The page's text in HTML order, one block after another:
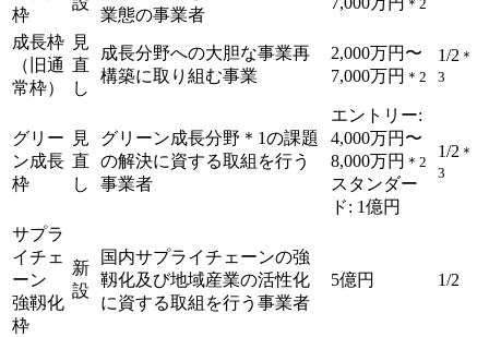
枠
業態の事業者
＊2
成長枠
（旧通
常枠）
見
直
し
成長分野への大胆な事業再
構築に取り組む事業
2,000万円〜
7,000万円 ＊2
1/2 ＊
3
グリー
ン成長
枠
見
直
し
グリーン成長分野＊1の課題
の解決に資する取組を行う
事業者
エントリー:
4,000万円〜
8,000万円 ＊2
スタンダー
ド: 1億円
1/2 ＊
3
サプラ
イチェ
ーン
強靱化
枠
新
設
国内サプライチェーンの強
靱化及び地域産業の活性化
に資する取組を行う事業者
5億円 1/2